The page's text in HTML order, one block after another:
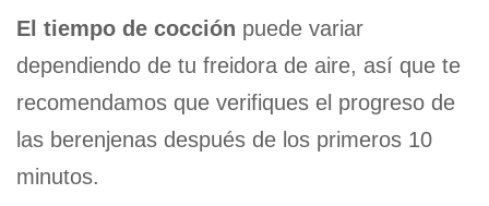
El tiempo de cocción puede variar
dependiendo de tu freidora de aire, así que te
recomendamos que verifiques el progreso de
las berenjenas después de los primeros 10
minutos.